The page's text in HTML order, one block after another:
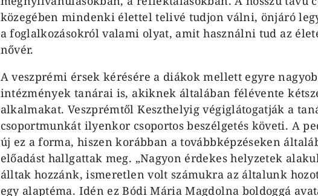
közegében mindenki élettel telivé tudjon válni, önjáró
a foglalkozásokról valami olyat, amit használni tud az
nővér.
A veszprémi érsek kérésére a diákok mellett egyre
intézmények tanárai is, akiknek általában félévente
alkalmakat. Veszprémtől Keszthelyig végiglátogatják a
csoportmunkát ilyenkor csoportos beszélgetés követi. A
új ez a forma, hiszen korábban a továbbképzéseken
előadást hallgattak meg. „Nagyon érdekes helyzetek
álltak hozzánk, ismeretlen volt számukra az általunk
egy alaptéma. Idén ez Bódi Mária Magdolna boldoggá